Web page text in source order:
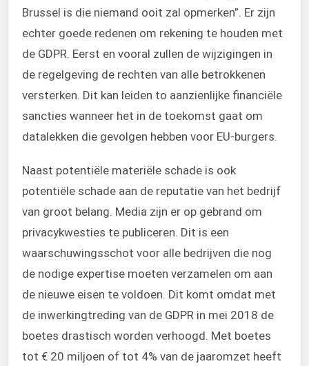
Brussel is die niemand ooit zal opmerken”. Er zijn
echter goede redenen om rekening te houden met
de GDPR. Eerst en vooral zullen de wijzigingen in
de regelgeving de rechten van alle betrokkenen
versterken. Dit kan leiden to aanzienlijke financiële
sancties wanneer het in de toekomst gaat om
datalekken die gevolgen hebben voor EU-burgers.
Naast potentiële materiële schade is ook
potentiële schade aan de reputatie van het bedrijf
van groot belang. Media zijn er op gebrand om
privacykwesties te publiceren. Dit is een
waarschuwingsschot voor alle bedrijven die nog
de nodige expertise moeten verzamelen om aan
de nieuwe eisen te voldoen. Dit komt omdat met
de inwerkingtreding van de GDPR in mei 2018 de
boetes drastisch worden verhoogd. Met boetes
tot € 20 miljoen of tot 4% van de jaaromzet heeft